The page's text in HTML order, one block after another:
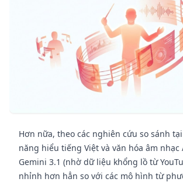
Hơn nữa, theo các nghiên cứu so sánh tại
năng hiểu tiếng Việt và văn hóa âm nhạc
Gemini 3.1 (nhờ dữ liệu khổng lồ từ
nhỉnh hơn hẳn so với các mô hình từ